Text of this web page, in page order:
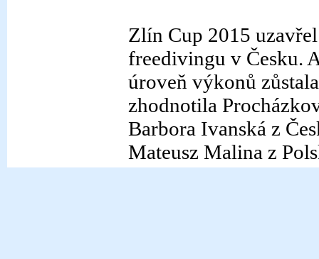
Zlín Cup 2015
freedivingu v Česku.
úroveň výkonů
zhodnotila
Barbora Ivanská z
Mateusz Malina z